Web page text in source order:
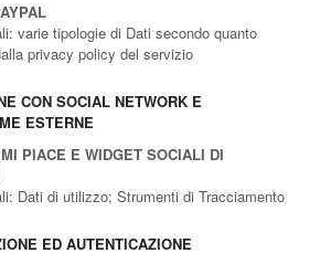
varie tipologie di Dati secondo quanto
privacy policy del servizio
CON SOCIAL NETWORK E
ESTERNE
PIACE E WIDGET SOCIALI DI
Dati di utilizzo; Strumenti di Tracciamento
ED AUTENTICAZIONE